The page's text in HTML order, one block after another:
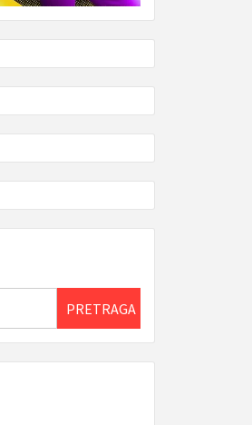
PRETRAGA